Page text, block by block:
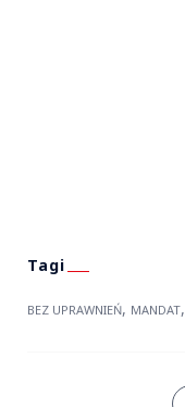
BEZ UPRAWNIEŃ, MANDAT,